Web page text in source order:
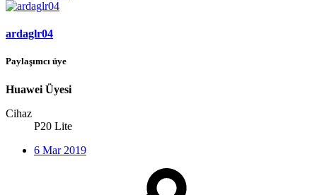
ardaglr04
Paylaşımcı üye
Huawei Üyesi
Cihaz
P20 Lite
6 Mar 2019